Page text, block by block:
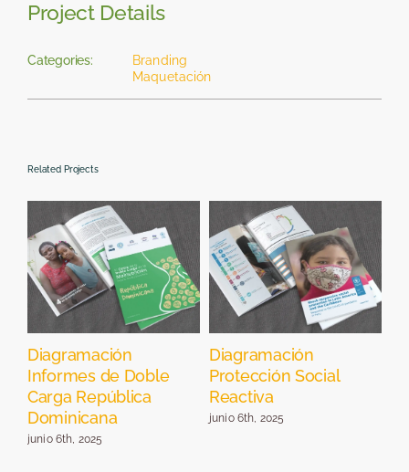
Project Details
Categories:
Branding
Maquetación
Related Projects
Diagramación
Informes de Doble
Carga República
Dominicana
junio 6th, 2025
Diagramación
Protección Social
Reactiva
junio 6th, 2025